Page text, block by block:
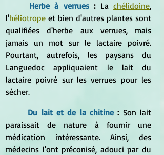
Herbe à verrues : La chélidoine,
l'héliotrope et bien d'autres plantes sont
qualifiées d'herbe aux verrues, mais
jamais un mot sur le lactaire poivré.
Pourtant, autrefois, les paysans du
Languedoc appliquaient le lait du
lactaire poivré sur les verrues pour les
sécher.
Du lait et de la chitine : Son lait
paraissait de nature à fournir une
médication intéressante. Ainsi, des
médecins l'ont préconisé, adouci par du